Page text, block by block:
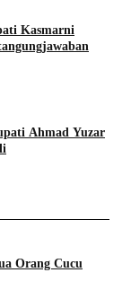
Kasmarni
Ahmad Yuzar
Orang Cucu